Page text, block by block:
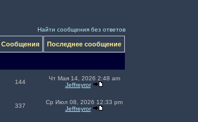
Найти сообщения без ответов
Сообщения Последнее сообщение
144
Чт Мая 14, 2026 2:48 am
Jeffreyror
337
Ср Июл 08, 2026 12:33 pm
Jeffreyror